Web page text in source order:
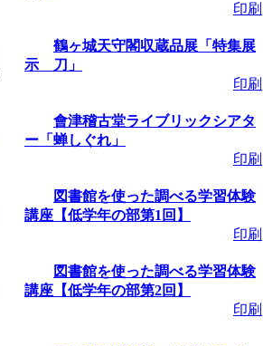
印刷
鶴ヶ城天守閣収蔵品展「特集展
示 刀」
印刷
會津稽古堂ライブリックシアタ
ー「蝉しぐれ」
印刷
図書館を使った調べる学習体験
講座【低学年の部第1回】
印刷
図書館を使った調べる学習体験
講座【低学年の部第2回】
印刷